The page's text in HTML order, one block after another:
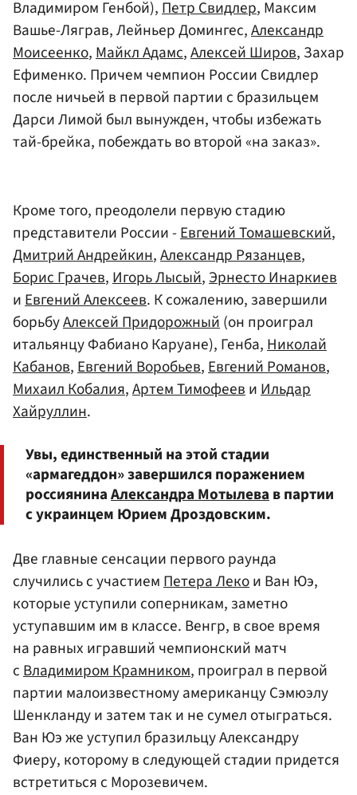
Владимиром Генбой),Петр Свидлер, Максим
Вашье-Ляграв, Лейньер Домингес,Александр
Моисеенко,Майкл Адамс,Алексей Широв, Захар
Ефименко. Причем чемпион России Свидлер
после ничьей в первой партии с бразильцем
Дарси Лимой был вынужден, чтобы избежать
тай-брейка, побеждать во второй «на заказ».
Кроме того, преодолели первую стадию
представители России -Евгений Томашевский,
Дмитрий Андрейкин,Александр Рязанцев,
Борис Грачев, Игорь Лысый,Эрнесто Инаркиев
и Евгений Алексеев. К сожалению, завершили
борьбуАлексей Придорожный (он проиграл
итальянцу Фабиано Каруане), Генба, Николай
Кабанов, Евгений Воробьев, Евгений Романов,
Михаил Кобалия,Артем Тимофеев и Ильдар
Хайруллин.
Увы, единственный на этой стадии
«армагеддон» завершился поражением
россиянинаАлександра Мотылевав партии
с украинцем Юрием Дроздовским.
Две главные сенсации первого раунда
случились с участиемПетера Лекои Ван Юэ,
которые уступили соперникам, заметно
уступавшим им в классе. Венгр, в свое время
на равных игравший чемпионский матч
сВладимиром Крамником, проиграл в первой
партии малоизвестному американцу Сэмюэлу
Шенкланду и затем так и не сумел отыграться.
Ван Юэ же уступил бразильцу Александру
Фиеру, которому в следующей стадии придется
встретиться с Морозевичем.